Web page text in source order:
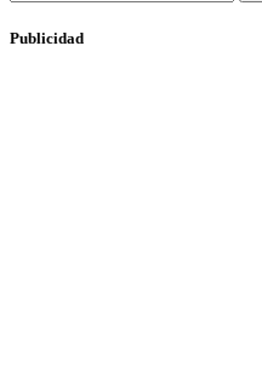
Publicidad